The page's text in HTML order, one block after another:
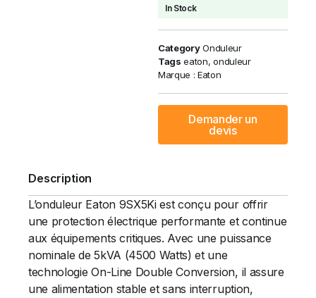
In Stock
Category Onduleur
Tags eaton,onduleur
Marque :Eaton
Demander un
devis
Description
L’onduleur Eaton 9SX5Ki est conçu pour offrir
une protection électrique performante et continue
aux équipements critiques. Avec une puissance
nominale de 5kVA (4500 Watts) et une
technologie On-Line Double Conversion, il assure
une alimentation stable et sans interruption,